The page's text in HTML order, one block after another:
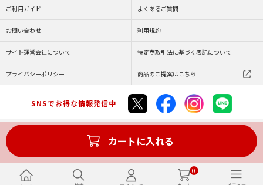
0
カートに入れる
ご利用ガイド よくあるご質問
お問い合わせ 利用規約
サイト運営会社について 特定商取引法に基づく表記について
プライバシーポリシー 商品のご提案はこちら
SNSでお得な情報発信中